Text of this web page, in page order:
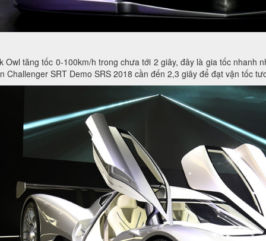
Owl tăng tốc 0-100km/h trong chưa tới 2 giây, đây là gia tốc nhanh
Challenger SRT Demo SRS 2018 cần đến 2,3 giây để đạt vận tốc